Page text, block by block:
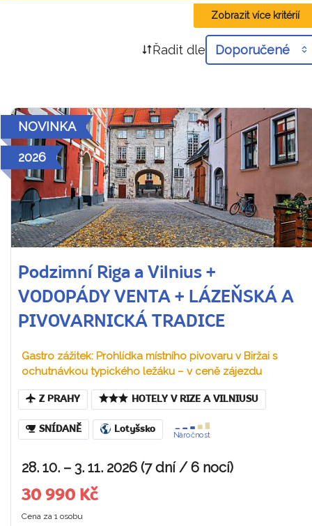
Zobrazit více kritérií
Řadit dle Doporučené
NOVINKA
2026
Podzimní Riga a Vilnius +
VODOPÁDY VENTA + LÁZEŇSKÁ A
PIVOVARNICKÁ TRADICE
Gastro zážitek: Prohlídka místního pivovaru v Biržai s
ochutnávkou typického ležáku – v ceně zájezdu
Z PRAHY HOTELY V RIZE A VILNIUSU
SNÍDANĚ Lotyšsko
Náročnost
28. 10. – 3. 11. 2026 (7 dní / 6 nocí)
30 990 Kč
Cena za 1 osobu